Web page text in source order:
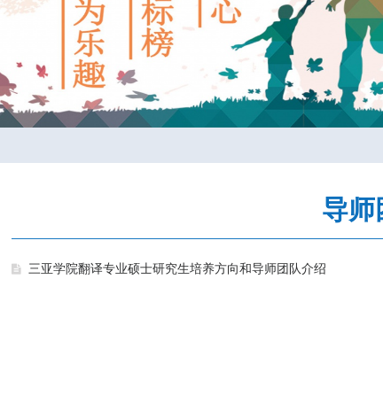
导师
三亚学院翻译专业硕士研究生培养方向和导师团队介绍